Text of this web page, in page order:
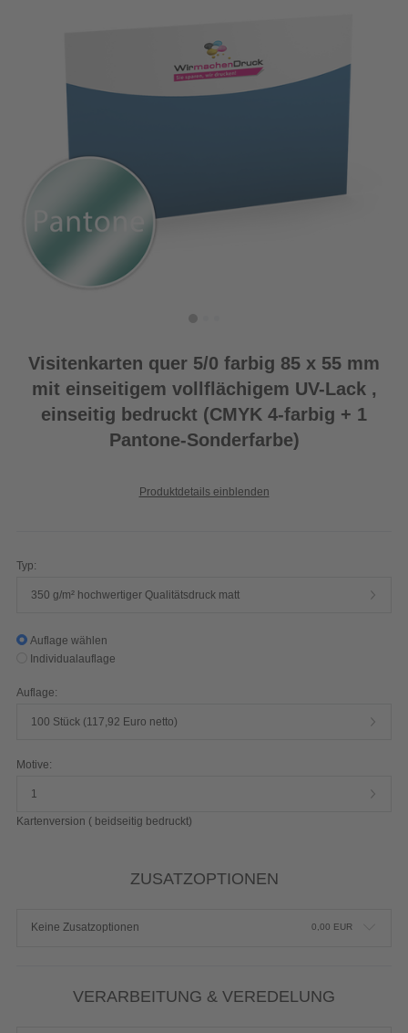
Visitenkarten quer 5/0 farbig 85 x 55 mm
mit einseitigem vollflächigem UV-Lack ,
einseitig bedruckt (CMYK 4-farbig + 1
Pantone-Sonderfarbe)
Produktdetails einblenden
Typ:
350 g/m² hochwertiger Qualitätsdruck matt
Auflage wählen
Individualauflage
Auflage:
100 Stück (117,92 Euro netto)
Motive:
1
Kartenversion ( beidseitig bedruckt)
ZUSATZOPTIONEN
Keine Zusatzoptionen 0,00 EUR
VERARBEITUNG & VEREDELUNG